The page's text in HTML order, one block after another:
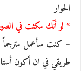
الحوار
* لو أنّك مكثت في
– كنت سأعمل مترجماً
طريقي في ان أكون